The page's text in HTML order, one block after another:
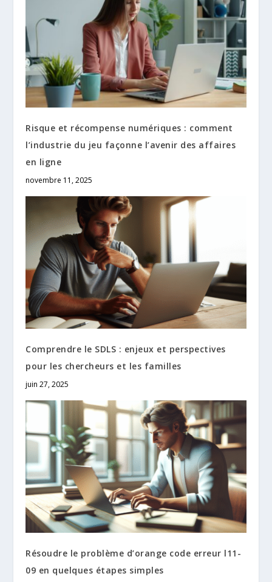
Risque et récompense numériques : comment
l’industrie du jeu façonne l’avenir des affaires
en ligne
novembre 11, 2025
Comprendre le SDLS : enjeux et perspectives
pour les chercheurs et les familles
juin 27, 2025
Résoudre le problème d’orange code erreur l11-
09 en quelques étapes simples